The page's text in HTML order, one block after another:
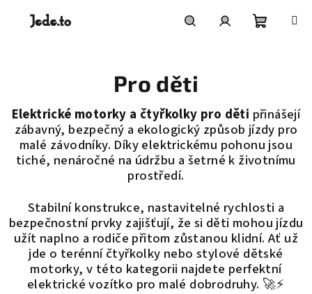
Pro děti
Elektrické motorky a čtyřkolky pro děti přinášejí
zábavný, bezpečný a ekologický způsob jízdy pro
malé závodníky. Díkyelektrickému pohonu jsou
tiché, nenáročné na údržbu a šetrné k životnímu
prostředí.
Stabilní konstrukce, nastavitelné rychlosti a
bezpečnostní prvky zajišťují, že si děti mohou jízdu
užít naplno a rodiče přitom zůstanou klidní. Ať už
jde o terénní čtyřkolky nebo stylové dětské
motorky, v této kategorii najdete perfektní
elektrické vozítko pro malé dobrodruhy. 🚀⚡